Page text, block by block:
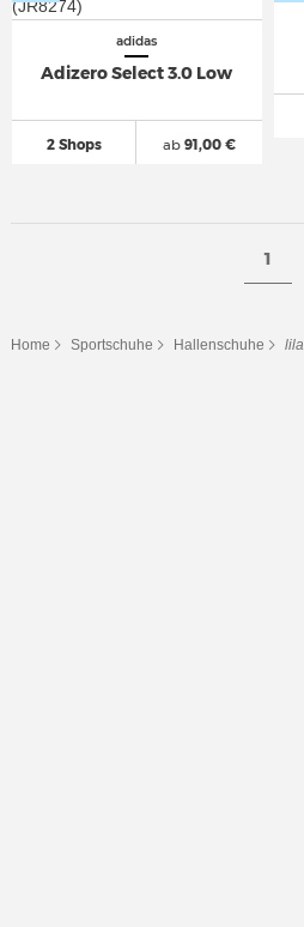
adidas
Adizero Select 3.0 Low
2 Shops ab91,00 €
1
Home Sportschuhe Hallenschuhe lila